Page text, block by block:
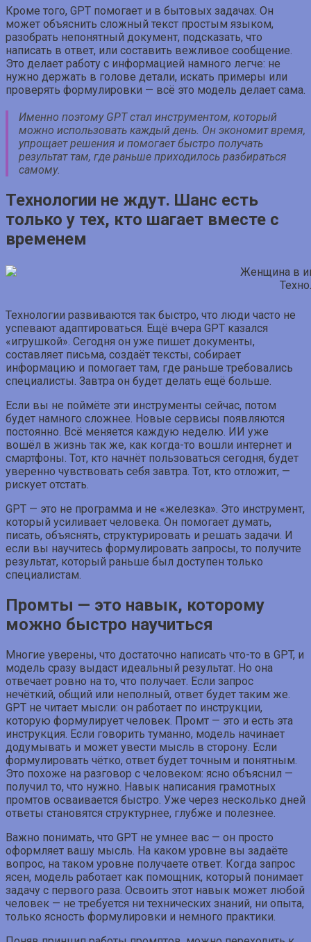
Кроме того, GPT помогает и в бытовых задачах. Он
может объяснить сложный текст простым языком,
разобрать непонятный документ, подсказать, что
написать в ответ, или составить вежливое сообщение.
Это делает работу с информацией намного легче: не
нужно держать в голове детали, искать примеры или
проверять формулировки — всё это модель делает сама.
Именно поэтому GPT стал инструментом, который
можно использовать каждый день. Он экономит время,
упрощает решения и помогает быстро получать
результат там, где раньше приходилось разбираться
самому.
Технологии не ждут. Шанс есть
только у тех, кто шагает вместе с
временем
Технологии развиваются так быстро, что люди часто не
успевают адаптироваться. Ещё вчера GPT казался
«игрушкой». Сегодня он уже пишет документы,
составляет письма, создаёт тексты, собирает
информацию и помогает там, где раньше требовались
специалисты. Завтра он будет делать ещё больше.
Если вы не поймёте эти инструменты сейчас, потом
будет намного сложнее. Новые сервисы появляются
постоянно. Всё меняется каждую неделю. ИИ уже
вошёл в жизнь так же, как когда-то вошли интернет и
смартфоны. Тот, кто начнёт пользоваться сегодня, будет
уверенно чувствовать себя завтра. Тот, кто отложит, —
рискует отстать.
GPT — это не программа и не «железка». Это инструмент,
который усиливает человека. Он помогает думать,
писать, объяснять, структурировать и решать задачи. И
если вы научитесь формулировать запросы, то получите
результат, который раньше был доступен только
специалистам.
Промты — это навык, которому
можно быстро научиться
Многие уверены, что достаточно написать что-то в GPT, и
модель сразу выдаст идеальный результат. Но она
отвечает ровно на то, что получает. Если запрос
нечёткий, общий или неполный, ответ будет таким же.
GPT не читает мысли: он работает по инструкции,
которую формулирует человек. Промт — это и есть эта
инструкция. Если говорить туманно, модель начинает
додумывать и может увести мысль в сторону. Если
формулировать чётко, ответ будет точным и понятным.
Это похоже на разговор с человеком: ясно объяснил —
получил то, что нужно. Навык написания грамотных
промтов осваивается быстро. Уже через несколько дней
ответы становятся структурнее, глубже и полезнее.
Важно понимать, что GPT не умнее вас — он просто
оформляет вашу мысль. На каком уровне вы задаёте
вопрос, на таком уровне получаете ответ. Когда запрос
ясен, модель работает как помощник, который понимает
задачу с первого раза. Освоить этот навык может любой
человек — не требуется ни технических знаний, ни опыта,
только ясность формулировки и немного практики.